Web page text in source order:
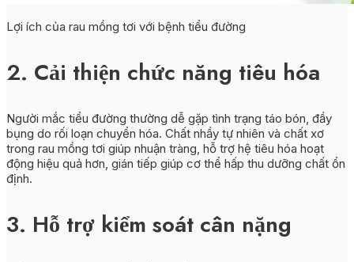
Lợi ích của rau mồng tơi với bệnh tiểu đường
2. Cải thiện chức năng tiêu hóa
Người mắc tiểu đường thường dễ gặp tình trạng táo bón, đầy
bụng do rối loạn chuyển hóa. Chất nhầy tự nhiên và chất xơ
trong rau mồng tơi giúp nhuận tràng, hỗ trợ hệ tiêu hóa hoạt
động hiệu quả hơn, gián tiếp giúp cơ thể hấp thu dưỡng chất ổn
định.
3. Hỗ trợ kiểm soát cân nặng